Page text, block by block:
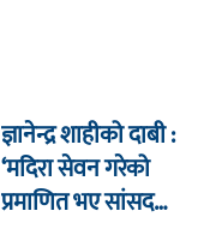
ज्ञानेन्द्र शाहीको दाबी :
‘मदिरा सेवन गरेको
प्रमाणित भए सांसद